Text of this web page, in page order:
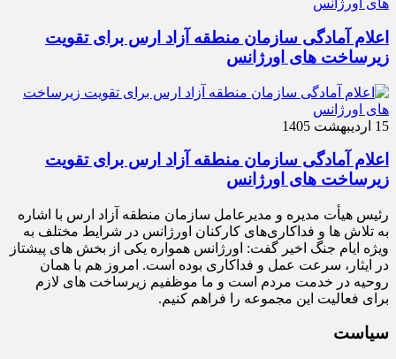
اعلام آمادگی سازمان منطقه آزاد ارس برای تقویت
زیرساخت‌ های اورژانس
15 اردیبهشت 1405
اعلام آمادگی سازمان منطقه آزاد ارس برای تقویت
زیرساخت‌ های اورژانس
رئیس هیأت‌ مدیره و مدیرعامل سازمان منطقه آزاد ارس با اشاره
به تلاش‌ ها و فداکاری‌های کارکنان اورژانس در شرایط مختلف به‌
ویژه ایام جنگ اخیر گفت: اورژانس همواره یکی از بخش‌ های پیشتاز
در ایثار، سرعت‌ عمل و فداکاری بوده است. امروز هم با همان
روحیه در خدمت مردم است و ما موظفیم زیرساخت‌ های لازم
برای فعالیت این مجموعه را فراهم کنیم.
سیاست